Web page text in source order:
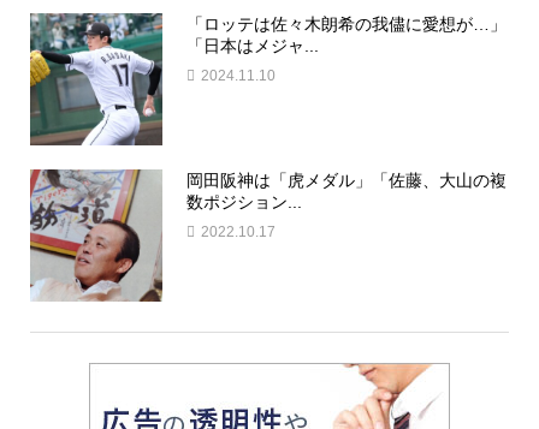
「ロッテは佐々木朗希の我儘に愛想が…」
「日本はメジャ...
2024.11.10
岡田阪神は「虎メダル」「佐藤、大山の複
数ポジション...
2022.10.17